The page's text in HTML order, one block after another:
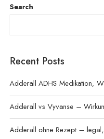
Search
Recent Posts
Adderall ADHS Medikation,
Adderall vs Vyvanse –
Adderall ohne Rezept –